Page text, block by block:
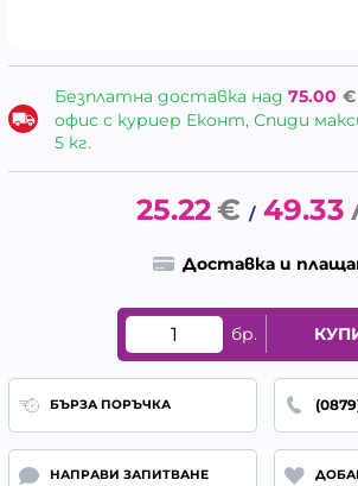
Безплатна доставка над 75.00 €
офис с куриер Еконт, Спиди
5 кг.
25.22€ / 49.33
Доставка и
бр.
БЪРЗА ПОРЪЧКА
НАПРАВИ ЗАПИТВАНЕ